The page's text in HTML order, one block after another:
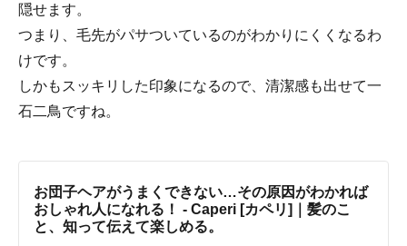
隠せます。
つまり、毛先がパサついているのがわかりにくくなるわ
けです。
しかもスッキリした印象になるので、清潔感も出せて一
石二鳥ですね。
お団子ヘアがうまくできない…その原因がわかれば
おしゃれ人になれる！ - Caperi [カペリ]｜髪のこ
と、知って伝えて楽しめる。